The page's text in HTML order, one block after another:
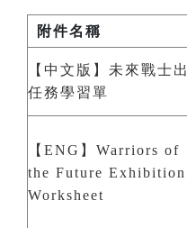
附件名稱
【中文版】未來戰士出
任務學習單
【ENG】Warriors of
the Future Exhibition
Worksheet